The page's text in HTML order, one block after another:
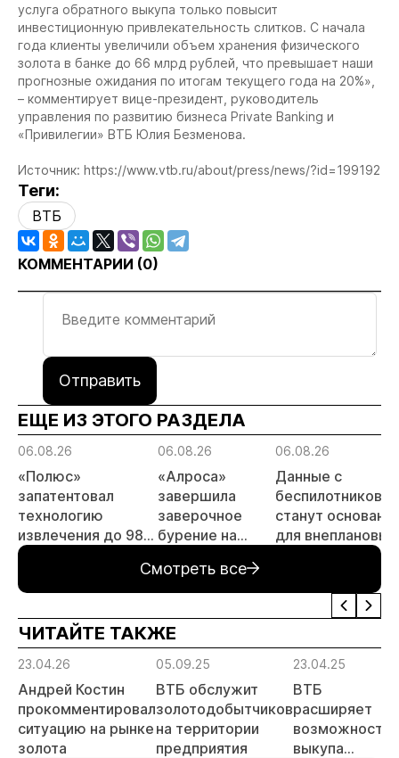
услуга обратного выкупа только повысит
инвестиционную привлекательность слитков. С начала
года клиенты увеличили объем хранения физического
золота в банке до 66 млрд рублей, что превышает наши
прогнозные ожидания по итогам текущего года на 20%»,
– комментирует вице-президент, руководитель
управления по развитию бизнеса Private Banking и
«Привилегии» ВТБ Юлия Безменова.
Источник: https://www.vtb.ru/about/press/news/?id=199192
Теги:
ВТБ
КОММЕНТАРИИ (0)
Отправить
ЕЩЕ ИЗ ЭТОГО РАЗДЕЛА
06.08.26
«Полюс»
запатентовал
технологию
извлечения до 98%
золота из
металлургического
шлака
06.08.26
«Алроса»
завершила
заверочное
бурение на
месторождении
Дегдекан
06.08.26
Данные с
беспилотников
станут
для внеплановых
Смотреть все
ЧИТАЙТЕ ТАКЖЕ
23.04.26
Андрей Костин
прокомментировал
ситуацию на рынке
золота
05.09.25
ВТБ обслужит
золотодобытчиков
на территории
предприятия
23.04.25
ВТБ
расширяет
возможности
выкупа